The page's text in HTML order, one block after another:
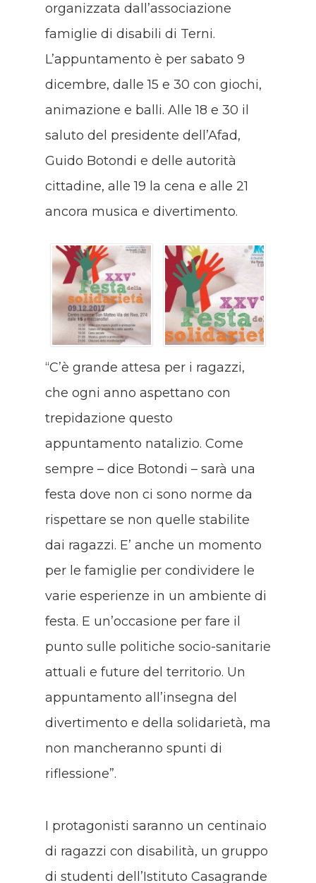
organizzata dall’associazione
famiglie di disabili di Terni.
L’appuntamento è per sabato 9
dicembre, dalle 15 e 30 con giochi,
animazione e balli. Alle 18 e 30 il
saluto del presidente dell’Afad,
Guido Botondi e delle autorità
cittadine, alle 19 la cena e alle 21
ancora musica e divertimento.
“C’è grande attesa per i ragazzi,
che ogni anno aspettano con
trepidazione questo
appuntamento natalizio. Come
sempre – dice Botondi – sarà una
festa dove non ci sono norme da
rispettare se non quelle stabilite
dai ragazzi. E’ anche un momento
per le famiglie per condividere le
varie esperienze in un ambiente di
festa. E un’occasione per fare il
punto sulle politiche socio-sanitarie
attuali e future del territorio. Un
appuntamento all’insegna del
divertimento e della solidarietà, ma
non mancheranno spunti di
riflessione”.
I protagonisti saranno un centinaio
di ragazzi con disabilità, un gruppo
di studenti dell’Istituto Casagrande